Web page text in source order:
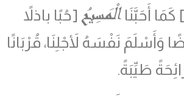
أَحَبَّنَاالْمَسِيحُ [حُبًا باذلاً
وَأَسْلَمَ نَفْسَهُ لأَجْلِنَا، قُرْبَانًا
طَيِّبَةً.